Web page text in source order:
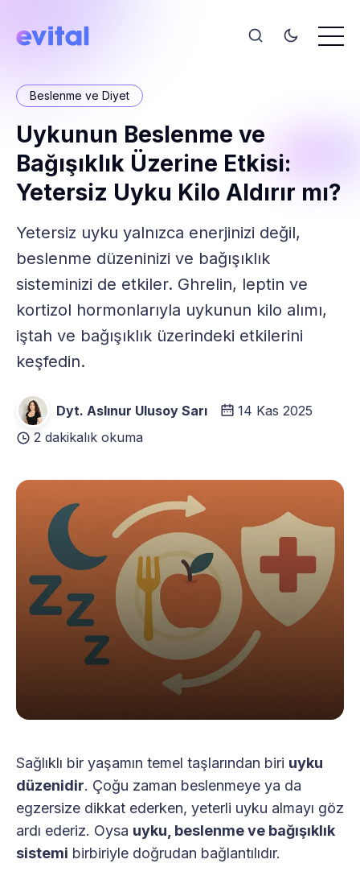
Beslenme ve Diyet
Uykunun Beslenme ve
Bağışıklık Üzerine Etkisi:
Yetersiz Uyku Kilo Aldırır mı?
Yetersiz uyku yalnızca enerjinizi değil,
beslenme düzeninizi ve bağışıklık
sisteminizi de etkiler. Ghrelin, leptin ve
kortizol hormonlarıyla uykunun kilo alımı,
iştah ve bağışıklık üzerindeki etkilerini
keşfedin.
Dyt. Aslınur Ulusoy Sarı
14 Kas 2025
2 dakikalık okuma
Sağlıklı bir yaşamın temel taşlarından biri uyku
düzenidir. Çoğu zaman beslenmeye ya da
egzersize dikkat ederken, yeterli uyku almayı göz
ardı ederiz. Oysa uyku, beslenme ve bağışıklık
sistemi birbiriyle doğrudan bağlantılıdır.